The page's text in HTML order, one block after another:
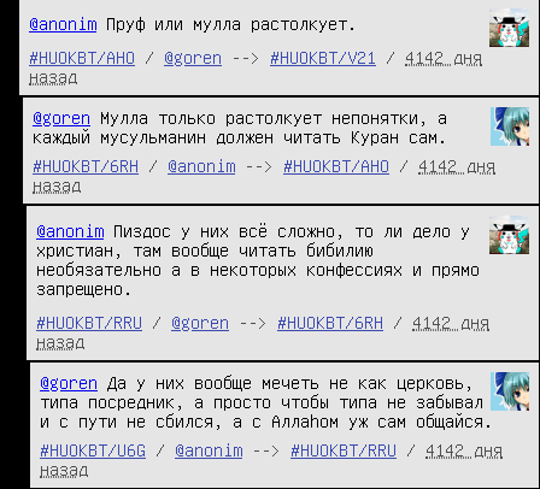
@anonim Пруф или мулла растолкует.
#HUOKBT/AHO
/ @goren --> #HUOKBT/V21 / 4142 дня
назад
@goren Мулла только растолкует непонятки, а
каждый мусульманин должен читать Куран сам.
#HUOKBT/6RH
/ @anonim --> #HUOKBT/AHO / 4142 дня
назад
@anonim Пиздос у них всё сложно, то ли дело у
христиан, там вообще читать бибилию
необязательно а в некоторых конфессиях и прямо
запрещено.
#HUOKBT/RRU
/ @goren --> #HUOKBT/6RH / 4142 дня
назад
@goren Да у них вообще мечеть не как церковь,
типа посредник, а просто чтобы типа не забывал
и с пути не сбился, а с Аллаhом уж сам общайся.
#HUOKBT/U6G
/ @anonim --> #HUOKBT/RRU / 4142 дня
назад